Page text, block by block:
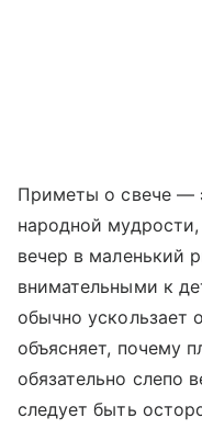
Приметы о свече —
народной
вечер в маленький
внимательными к
обычно ускользает
объясняет, почему
обязательно слепо
следует быть